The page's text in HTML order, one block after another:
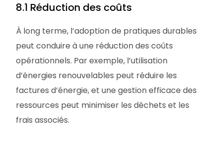
8.1 Réduction des coûts
À long terme, l’adoption de pratiques durables
peut conduire à une réduction des coûts
opérationnels. Par exemple, l’utilisation
d’énergies renouvelables peut réduire les
factures d’énergie, et une gestion efficace des
ressources peut minimiser les déchets et les
frais associés.